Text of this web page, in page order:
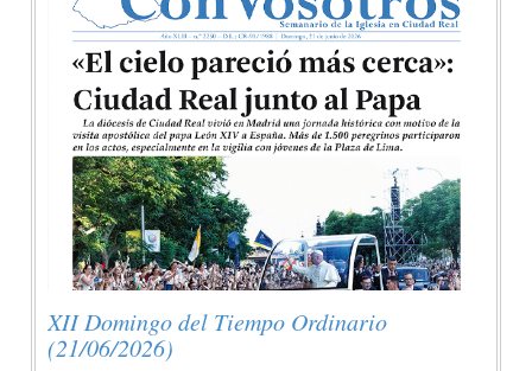
XII Domingo del Tiempo Ordinario
(21/06/2026)